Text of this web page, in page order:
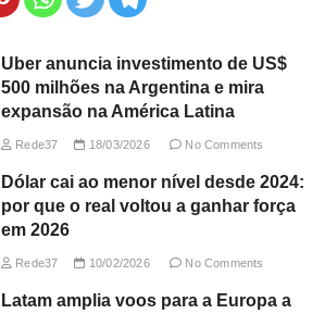
Uber anuncia investimento de US$
500 milhões na Argentina e mira
expansão na América Latina
Rede37 18/03/2026 No Comments
Dólar cai ao menor nível desde 2024:
por que o real voltou a ganhar força
em 2026
Rede37 10/02/2026 No Comments
Latam amplia voos para a Europa a